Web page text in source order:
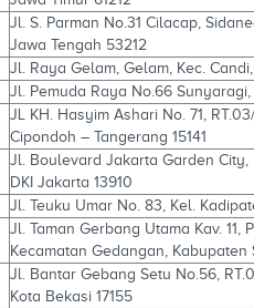
Jl. S. Parman No.31 Cilacap,
Jawa Tengah 53212
Jl. Raya Gelam, Gelam, Kec.
Jl. Pemuda Raya No.66
JL KH. Hasyim Ashari No. 71,
Cipondoh – Tangerang 15141
Jl. Boulevard Jakarta Garden City,
DKI Jakarta 13910
Jl. Teuku Umar No. 83, Kel.
Jl. Taman Gerbang Utama Kav.
Kecamatan Gedangan, Kabupaten
Jl. Bantar Gebang Setu No.56,
Kota Bekasi 17155